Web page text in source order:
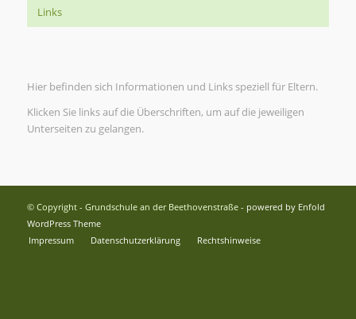
Links
Hier befinden sich Informationen und Links speziell für Eltern.
Klicken Sie links auf die Überschriften, um auf die jeweiligen
Unterseiten zu gelangen.
© Copyright - Grundschule an der Beethovenstraße - powered by Enfold
WordPress Theme
Impressum
Datenschutzerklärung Rechtshinweise